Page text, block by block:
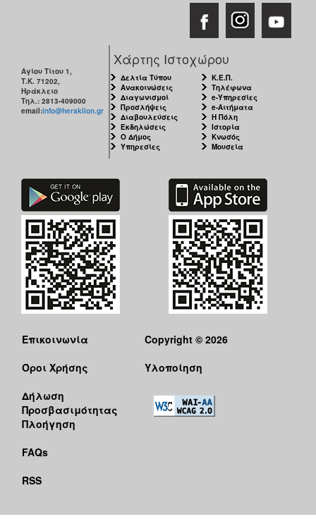
Αγίου Τίτου 1,
Τ.Κ. 71202,
Ηράκλειο
Τηλ.: 2813-409000
email:info@heraklion.gr
Χάρτης Ιστοχώρου
Δελτία Τύπου
Ανακοινώσεις
Διαγωνισμοί
Προσλήψεις
Διαβουλεύσεις
Εκδηλώσεις
Ο Δήμος
Υπηρεσίες
Κ.Ε.Π.
Τηλέφωνα
e-Υπηρεσίες
e-Αιτήματα
Η Πόλη
Ιστορία
Κνωσός
Μουσεία
Επικοινωνία
Όροι Χρήσης
Δήλωση
Προσβασιμότητας
Πλοήγηση
FAQs
RSS
Copyright © 2026
Υλοποίηση